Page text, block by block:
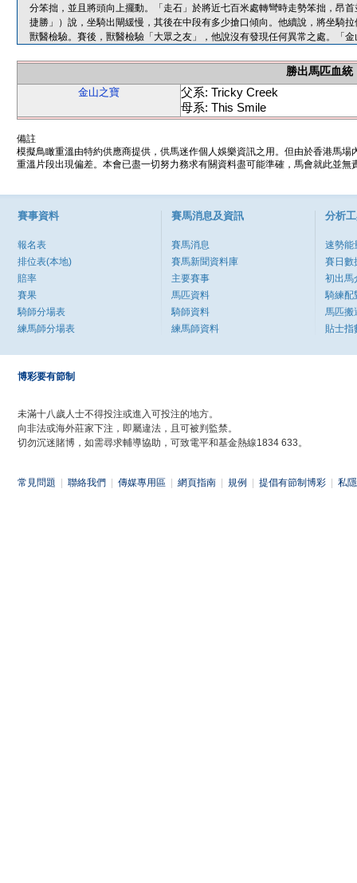
分笨拙，並且將頭向上擺動。「走石」於將近七百米處轉彎時走勢笨拙，昂
捷勝」）說，坐騎出閘緩慢，其後在中段有多少搶口傾向。他續說，將坐騎
獸醫檢驗。賽後，獸醫檢驗「大眾之友」，他說沒有發現任何異常之處。「
勝出馬匹血統
金山之寶
父系: Tricky Creek
母系: This Smile
備註
模擬鳥瞰重溫由特約供應商提供，供馬迷作個人娛樂資訊之用。但由於香港馬
重溫片段出現偏差。本會已盡一切努力務求有關資料盡可能準確，馬會就此並
賽事資料
報名表
排位表(本地)
賠率
賽果
騎師分場表
練馬師分場表
賽馬消息及資訊
賽馬消息
賽馬新聞資料庫
主要賽事
馬匹資料
騎師資料
練馬師資料
分析
速勢能
賽日數
初出馬
騎練配
馬匹搬
貼士指
博彩要有節制
未滿十八歲人士不得投注或進入可投注的地方。
向非法或海外莊家下注，即屬違法，且可被判監禁。
切勿沉迷賭博，如需尋求輔導協助，可致電平和基金熱線1834 633。
常見問題 聯絡我們 傳媒專用區 網頁指南 規例 提倡有節制博彩 私